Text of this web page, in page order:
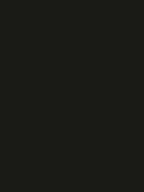
fazendo
que
jogos e